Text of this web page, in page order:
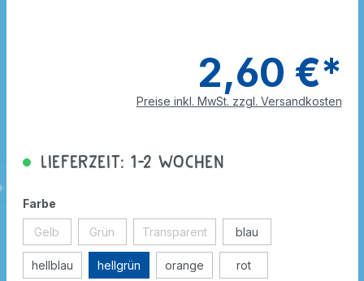
2,60 €*
Preise inkl. MwSt. zzgl. Versandkosten
Lieferzeit: 1-2 Wochen
Farbe
Gelb Grün Transparent blau
hellblau hellgrün orange rot